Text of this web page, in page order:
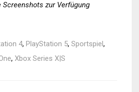
zur Verfügung
4, PlayStation 5, Sportspiel ,
, Xbox Series X|S